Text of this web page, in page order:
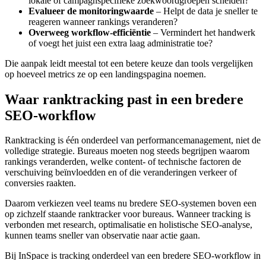
Evalueer de monitoringwaarde – Helpt de data je sneller te
reageren wanneer rankings veranderen?
Overweeg workflow‑efficiëntie – Vermindert het handwerk
of voegt het juist een extra laag administratie toe?
Die aanpak leidt meestal tot een betere keuze dan tools vergelijken
op hoeveel metrics ze op een landingspagina noemen.
Waar ranktracking past in een bredere
SEO‑workflow
Ranktracking is één onderdeel van performancemanagement, niet de
volledige strategie. Bureaus moeten nog steeds begrijpen waarom
rankings veranderden, welke content‑ of technische factoren de
verschuiving beïnvloedden en of die veranderingen verkeer of
conversies raakten.
Daarom verkiezen veel teams nu bredere SEO‑systemen boven een
op zichzelf staande ranktracker voor bureaus. Wanneer tracking is
verbonden met research, optimalisatie en holistische SEO‑analyse,
kunnen teams sneller van observatie naar actie gaan.
Bij InSpace is tracking onderdeel van een bredere SEO‑workflow in